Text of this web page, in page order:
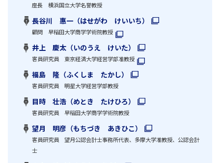
座長 横浜国立大学名誉教授
長谷川 惠一（はせがわ けいいち）
顧問 早稲田大学商学学術院教授
井上 慶太（いのうえ けいた）
客員研究員 東京経済大学経営学部准教授
福島 隆（ふくしま たかし）
客員研究員 明星大学経営学部教授
目時 壮浩（めとき たけひろ）
客員研究員 早稲田大学商学学術院教授
望月 明彦（もちづき あきひこ）
客員研究員 望月公認会計士事務所代表、多摩大学准教授、公認会計
士